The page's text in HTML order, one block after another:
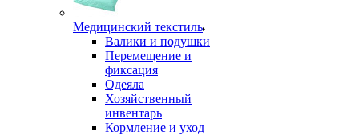
Медицинский текстиль
Валики и подушки
Перемещение и
фиксация
Одеяла
Хозяйственный
инвентарь
Кормление и уход